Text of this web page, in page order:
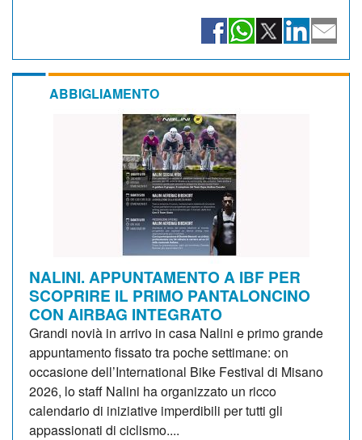
ABBIGLIAMENTO
NALINI. APPUNTAMENTO A IBF PER
SCOPRIRE IL PRIMO PANTALONCINO
CON AIRBAG INTEGRATO
Grandi novià in arrivo in casa Nalini e primo grande
appuntamento fissato tra poche settimane: on
occasione dell’International Bike Festival di Misano
2026, lo staff Nalini ha organizzato un ricco
calendario di iniziative imperdibili per tutti gli
appassionati di ciclismo....